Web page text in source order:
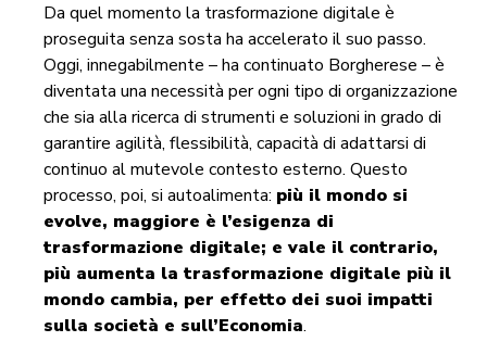
Da quel momento la trasformazione digitale è
proseguita senza sosta ha accelerato il suo passo.
Oggi, innegabilmente – ha continuato Borgherese – è
diventata una necessità per ogni tipo di organizzazione
che sia alla ricerca di strumenti e soluzioni in grado di
garantire agilità, flessibilità, capacità di adattarsi di
continuo al mutevole contesto esterno. Questo
processo, poi, si autoalimenta: più il mondo si
evolve, maggiore è l’esigenza di
trasformazione digitale; e vale il contrario,
più aumenta la trasformazione digitale più il
mondo cambia, per effetto dei suoi impatti
sulla società e sull’Economia.